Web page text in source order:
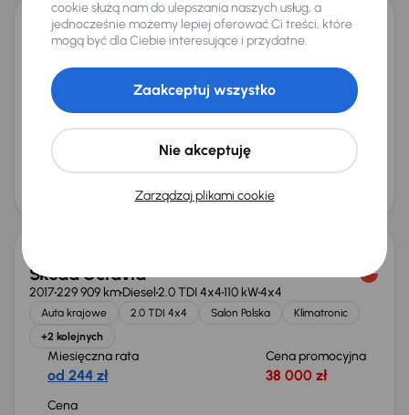
Opel Insignia
Auta krajowe 1.6 CDTI
+4 kolejnych
Miesięczna rata
od 286 zł
Cena promocyjna
Cena
Škoda Octavia
2017229 909 kmDiesel2.0 TDI 4x4110 kW4x4
Auta krajowe 2.0 TDI 4x4 Salon Polska
Klimatronic
+2 kolejnych
Miesięczna rata
od 244 zł
Cena promocyjna
38 000 zł
Cena
cookie służą nam do ulepszania naszych usług, a
jednocześnie możemy lepiej oferować Ci treści, które
mogą być dla Ciebie interesujące i przydatne.
Zarządzaj plikami cookie
Nie akceptuję
Zaakceptuj wszystko